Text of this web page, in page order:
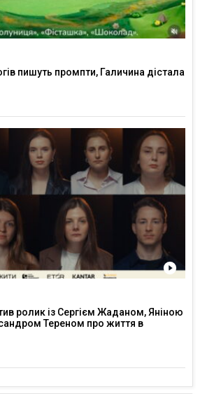
пишуть промпти, Галичина дістала
ролик із Сергієм Жаданом, Яніною
Тереном про життя в